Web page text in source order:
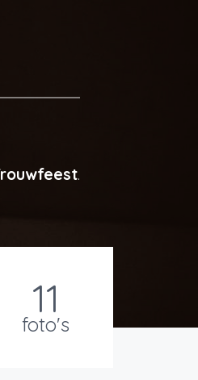
.
11
foto's